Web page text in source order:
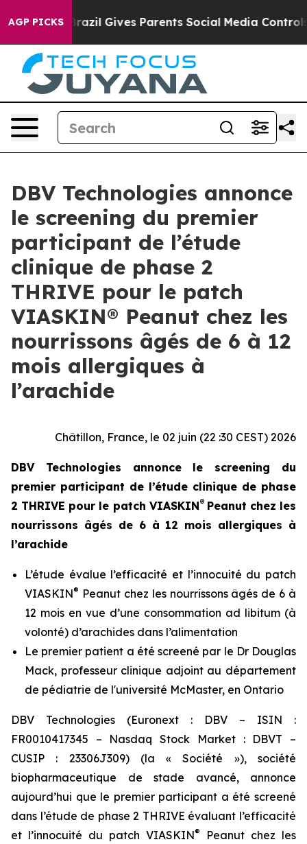
AGP PICKS
Brazil Gives Parents Social Media Controls for
DBV Technologies annonce
le screening du premier
participant de l’étude
clinique de phase 2
THRIVE pour le patch
VIASKIN® Peanut chez les
nourrissons âgés de 6 à 12
mois allergiques à
l’arachide
Châtillon, France, le 02 juin (22 :30 CEST) 2026
DBV Technologies annonce le screening du
premier participant de l’étude clinique de phase
2 THRIVE pour le patch VIASKIN® Peanut chez les
nourrissons âgés de 6 à 12 mois allergiques à
l’arachide
L’étude évalue l’efficacité et l’innocuité du patch
VIASKIN® Peanut chez les nourrissons âgés de 6 à
12 mois en vue d’une consommation ad libitum (à
volonté) d’arachides dans l’alimentation
Le premier patient a été screené par le Dr Douglas
Mack, professeur clinique adjoint au département
de pédiatrie de l'université McMaster, en Ontario
DBV Technologies (Euronext : DBV – ISIN :
FR0010417345 – Nasdaq Stock Market : DBVT –
CUSIP : 23306J309) (la « Société »), société
biopharmaceutique de stade avancé, annonce
aujourd’hui que le premier participant a été screené
dans l’étude de phase 2 THRIVE évaluant l’efficacité
et l’innocuité du patch VIASKIN®
Peanut chez les